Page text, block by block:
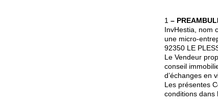
1 –
InvHestia, nom
une micro-
92350 LE
Le Vendeur
conseil
d’échanges en
Les présentes
conditions dans